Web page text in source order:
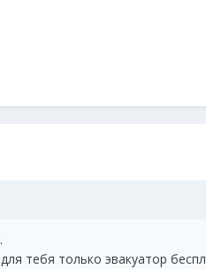
тебя только эвакуатор